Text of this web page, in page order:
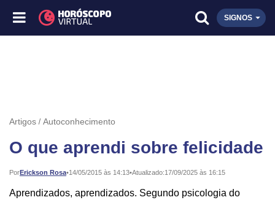
SIGNOS
Artigos Autoconhecimento
O que aprendi sobre felicidade
PorErickson Rosa•
Publicado: 14/05/2015 às 14:13•Atualizado:17/09/2025 às 16:15
Aprendizados, aprendizados. Segundo psicologia do